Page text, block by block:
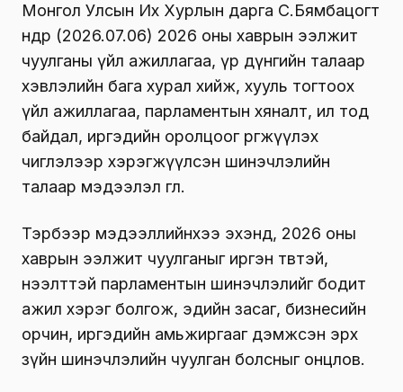
Монгол Улсын Их Хурлын дарга С.Бямбацогт
өнөөдөр (2026.07.06) 2026 оны хаврын ээлжит
чуулганы үйл ажиллагаа, үр дүнгийн талаар
хэвлэлийн бага хурал хийж, хууль тогтоох
үйл ажиллагаа, парламентын хяналт, ил тод
байдал, иргэдийн оролцоог өргөжүүлэх
чиглэлээр хэрэгжүүлсэн шинэчлэлийн
талаар мэдээлэл өглөө.
Тэрбээр мэдээллийнхээ эхэнд, 2026 оны
хаврын ээлжит чуулганыг иргэн төвтэй,
нээлттэй парламентын шинэчлэлийг бодит
ажил хэрэг болгож, эдийн засаг, бизнесийн
орчин, иргэдийн амьжиргааг дэмжсэн эрх
зүйн шинэчлэлийн чуулган болсныг онцлов.